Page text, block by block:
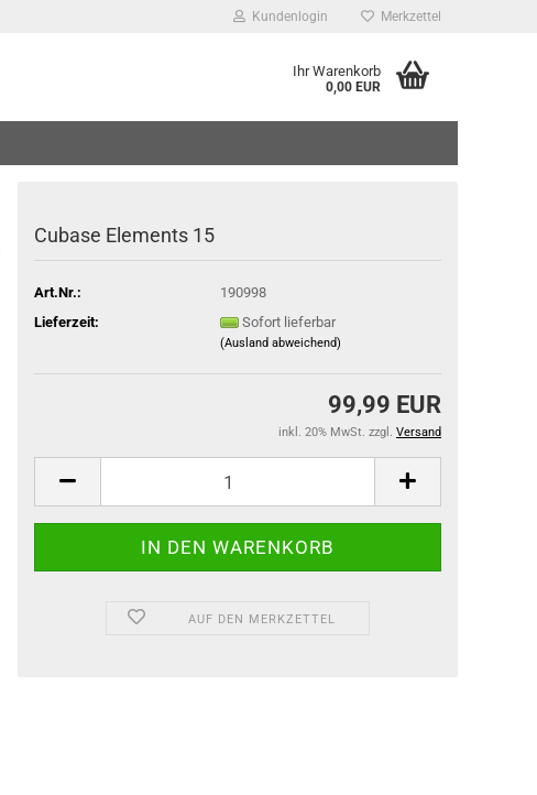
Kundenlogin
Konto erstellen
Merkzettel
Ihr Warenkorb
0,00 EUR
Cubase Elements 15
Art.Nr.:
190998
Lieferzeit:
Sofort lieferbar
(Ausland abweichend)
99,99 EUR
inkl. 20% MwSt. zzgl. Versand
AUF DEN MERKZETTEL